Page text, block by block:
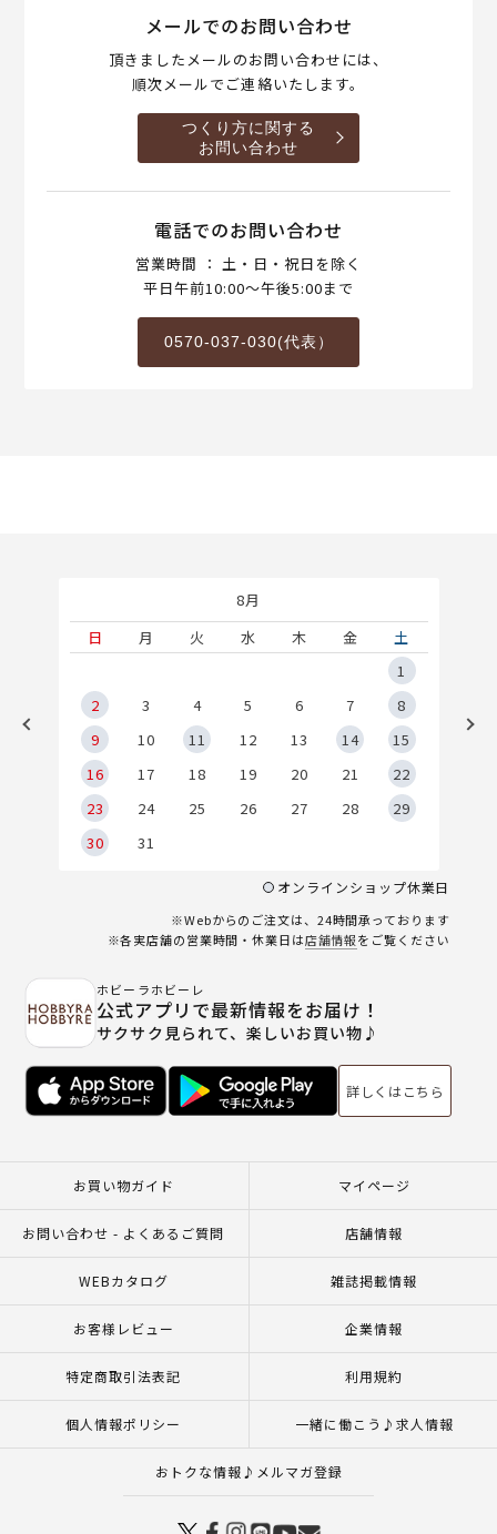
メールでのお問い合わせ
頂きましたメールのお問い合わせには、
順次メールでご連絡いたします。
つくり方に関する
お問い合わせ
電話でのお問い合わせ
営業時間 ： 土・日・祝日を除く
平日午前10:00～午後5:00まで
0570-037-030(代表）
8月
日
月 火 水 木 金
土
1
2
3 4 5 6 7
8
9
10 11 12 13 14
15
16
17 18 19 20 21
22
23
24 25 26 27 28
29
30
31
オンラインショップ休業日
※Webからのご注文は、24時間承っております
※各実店舗の営業時間・休業日は店舗情報をご覧ください
ホビーラホビーレ
公式アプリで最新情報をお届け！
サクサク見られて、楽しいお買い物♪
詳しくはこちら
お買い物ガイド マイページ
お問い合わせ - よくあるご質問 店舗情報
WEBカタログ 雑誌掲載情報
お客様レビュー 企業情報
特定商取引法表記 利用規約
個人情報ポリシー 一緒に働こう♪求人情報
おトクな情報♪メルマガ登録